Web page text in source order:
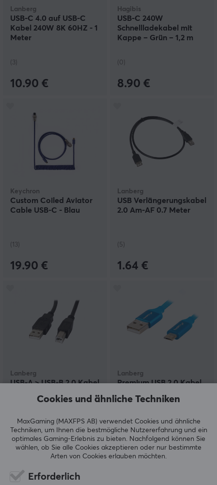
Lanberg
USB-C 4.0 auf USB-C
Kabel 240W 8K 60HZ - 1
Meter
(3)
10.90 €
Hagibis
USB-C 240W
Schnellladekabel mit
Kappe – Grün – 1,2 m
(0)
8.90 €
Keychron
Custom Coiled Aviator
Cable USB-C - Blau
(13)
19.90 €
Lanberg
USB Verlängerungskabel
2.0 Am-AF 0.7 Meter
(5)
1.64 €
Lanberg
USB-A > USB-B 2.0 Kabel
(0)
5.11 €
Lanberg
Premium USB 2.0 Kabel
QC 3.0 Blau
(0)
2.51 €
Cookies und ähnliche Techniken
MaxGaming (MAXFPS AB) verwendet Cookies und ähnliche
Techniken, um Ihnen die bestmögliche Nutzererfahrung und ein
optimales Gaming-Erlebnis zu bieten.
Nachfolgend können Sie
wählen, ob Sie alle Cookies akzeptieren oder nur bestimmte
Arten von Cookies erlauben möchten.
Erforderlich